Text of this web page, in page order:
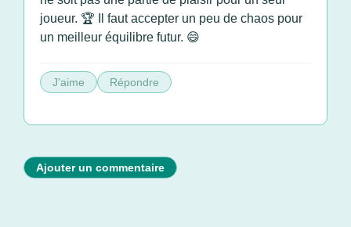
joueur. 🏆 Il faut accepter un peu de chaos pour
un meilleur équilibre futur. 😄
J'aime Répondre
Ajouter un commentaire